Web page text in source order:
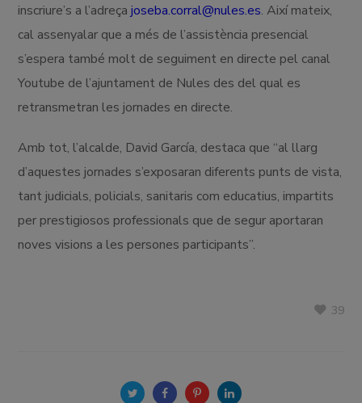
inscriure’s a l’adreçajoseba.corral@nules.es. Així mateix,
cal assenyalar que a més de l’assistència presencial
s’espera també molt de seguiment en directe pel canal
Youtube de l’ajuntament de Nules des del qual es
retransmetran les jornades en directe.
Amb tot, l’alcalde, David García, destaca que “al llarg
d’aquestes jornades s’exposaran diferents punts de vista,
tant judicials, policials, sanitaris com educatius, impartits
per prestigiosos professionals que de segur aportaran
noves visions a les persones participants”.
39